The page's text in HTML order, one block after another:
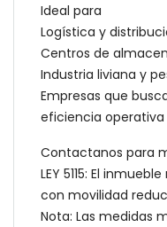
Ideal para
Logística y
Centros de
Industria liviana y
Empresas que
eficiencia operativa
Contactanos para
LEY 5115: El
con movilidad
Nota: Las medidas